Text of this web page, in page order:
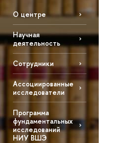
О центре
Научная
деятельность
Сотрудники
Ассоциированные
исследователи
Программа
фундаментальных
исследований
НИУ ВШЭ